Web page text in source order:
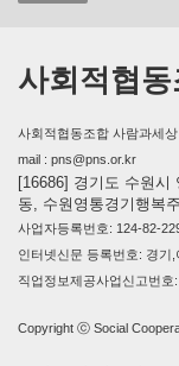
사회적협
사회적협동조합 사람과세
mail : pns@pns.or.kr
[16686] 경기도 수원시
동, 수원영통경기행복
사업자등록번호: 124-82-
인터넷신문 등록번호: 경기,
직업정보제공사업신고번호
Copyright ⓒ Social